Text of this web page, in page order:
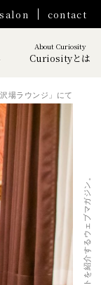
salon contact
About Curiosity
Curiosityとは
場ラウンジ」にて